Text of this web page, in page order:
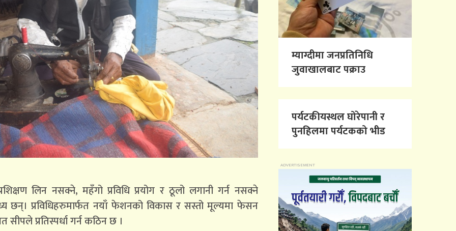
लिन नसक्ने, महँगो प्रविधि प्रयोग र ठूलो लगानी गर्न नसक्ने
छन्। प्रविधिहरुमार्फत नयाँ फेशनको विकास र सस्तो मूल्यमा फेसन
प्रतिस्पर्धा गर्न कठिन छ ।
म्याग्दीमा जनप्रतिनिधि
जुवाखालबाट पक्राउ
पर्यटकीयस्थल घोरेपानी र
पुनहिलमा पर्यटकको भीड